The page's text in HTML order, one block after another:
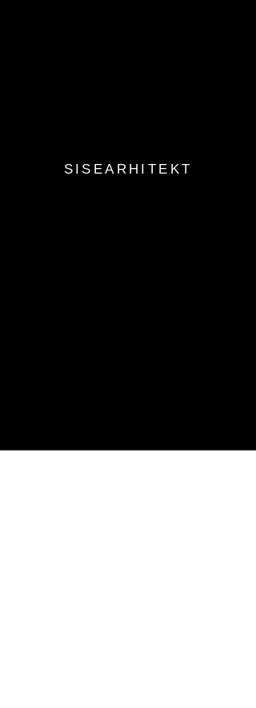
SISEARHITEKT